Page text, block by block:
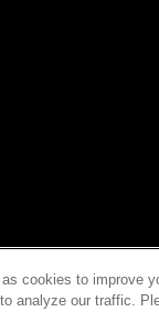
cookies to improve
analyze our traffic.